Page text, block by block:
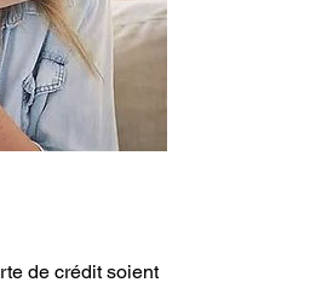
de crédit soient